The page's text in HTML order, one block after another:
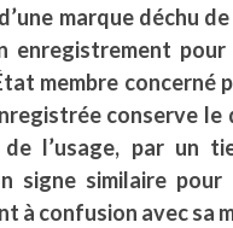
marque déchu
enregistrement
membre
conserve le
l’usage, par un
signe similaire
à confusion avec sa